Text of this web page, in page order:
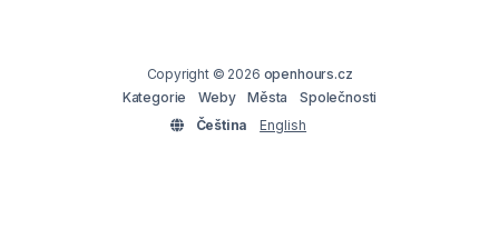
Copyright © 2026 openhours.cz
Kategorie
Weby Města
Společnosti
Čeština
English